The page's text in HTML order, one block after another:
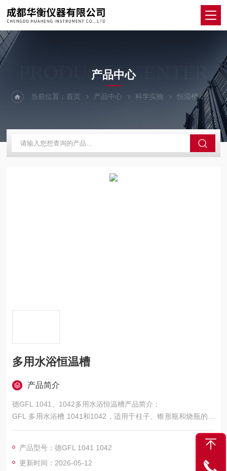
PRODUCTS CENTER
产品中心
当前位置：首页 产品中心 科学实验 恒温槽 德
多用水浴恒温槽
产品简介
德GFL 1041、1042多用水浴恒温槽产品简介：
GFL 多用水浴槽 1041和1042，适用于柱子、锥形瓶和烧瓶的水
浴。产量稳定可靠，可满足用户的长期使用需求。
广泛用于生物、化学、医疗等领域，可根据用户需求进行个性化
定制。
产品型号：德GFL 1041 1042
更新时间：2026-05-12